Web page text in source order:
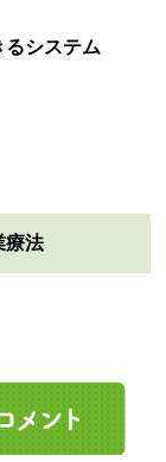
るシステム
療法